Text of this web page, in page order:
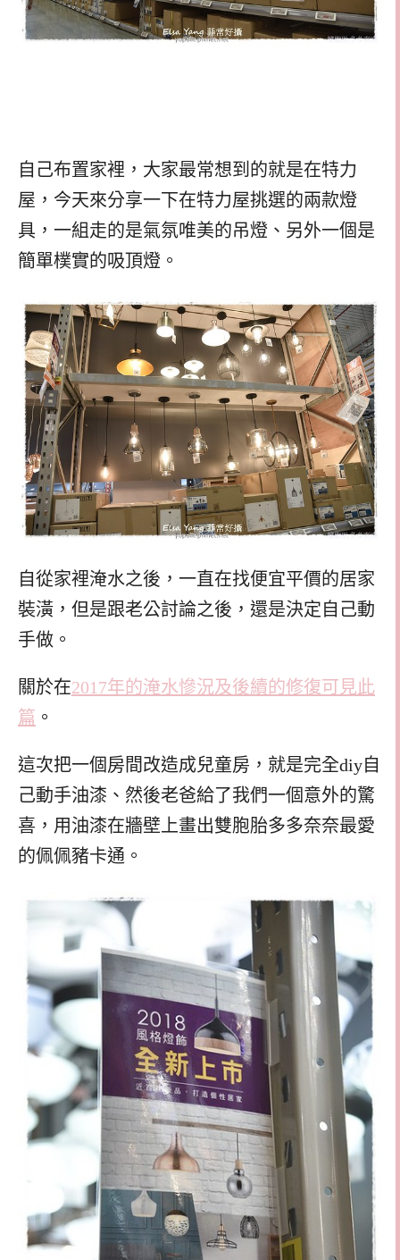
自己布置家裡，大家最常想到的就是在特力
屋，今天來分享一下在特力屋挑選的兩款燈
具，一組走的是氣氛唯美的吊燈、另外一個是
簡單樸實的吸頂燈。
自從家裡淹水之後，一直在找便宜平價的居家
裝潢，但是跟老公討論之後，還是決定自己動
手做。
關於在2017年的淹水慘況及後續的修復可見此
篇 。
這次把一個房間改造成兒童房，就是完全diy自
己動手油漆、然後老爸給了我們一個意外的驚
喜，用油漆在牆壁上畫出雙胞胎多多奈奈最愛
的佩佩豬卡通。